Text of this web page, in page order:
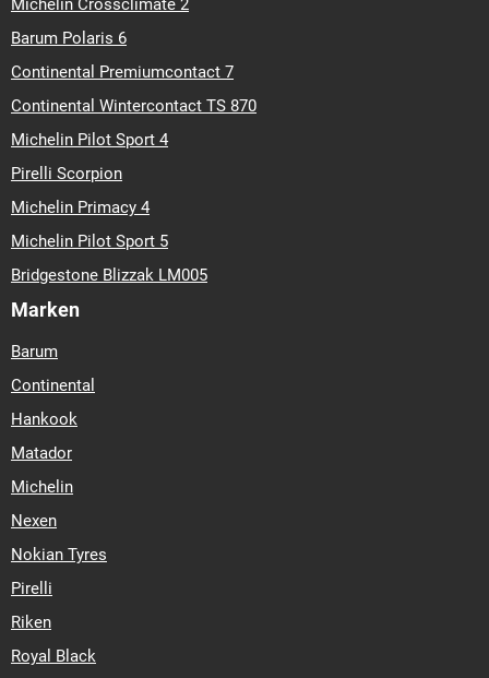
Michelin Crossclimate 2
Barum Polaris 6
Continental Premiumcontact 7
Continental Wintercontact TS 870
Michelin Pilot Sport 4
Pirelli Scorpion
Michelin Primacy 4
Michelin Pilot Sport 5
Bridgestone Blizzak LM005
Marken
Barum
Continental
Hankook
Matador
Michelin
Nexen
Nokian Tyres
Pirelli
Riken
Royal Black